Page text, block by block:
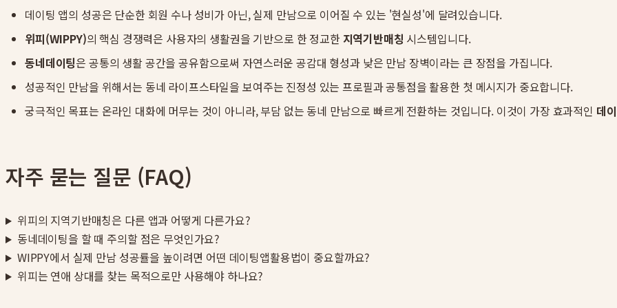
데이팅 앱의 성공은 단순한 회원 수나 성비가 아닌, 실제 만남으로 이어질 수 있는 '현실성'에 달려있습니다.
위피(WIPPY)의 핵심 경쟁력은 사용자의 생활권을 기반으로 한 정교한 지역기반매칭 시스템입니다.
동네데이팅은 공통의 생활 공간을 공유함으로써 자연스러운 공감대 형성과 낮은 만남 장벽이라는 큰 장점을 가집니다.
성공적인 만남을 위해서는 동네 라이프스타일을 보여주는 진정성 있는 프로필과 공통점을 활용한 첫 메시지가 중요합니다.
궁극적인 목표는 온라인 대화에 머무는 것이 아니라, 부담 없는 동네 만남으로 빠르게 전환하는 것입니다. 이것이 가장 효과적인 데
자주 묻는 질문 (FAQ)
위피의 지역기반매칭은 다른 앱과 어떻게 다른가요?
동네데이팅을 할 때 주의할 점은 무엇인가요?
WIPPY에서 실제 만남 성공률을 높이려면 어떤 데이팅앱활용법이 중요할까요?
위피는 연애 상대를 찾는 목적으로만 사용해야 하나요?